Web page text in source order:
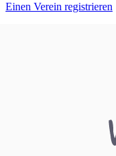
Einen Verein registrieren